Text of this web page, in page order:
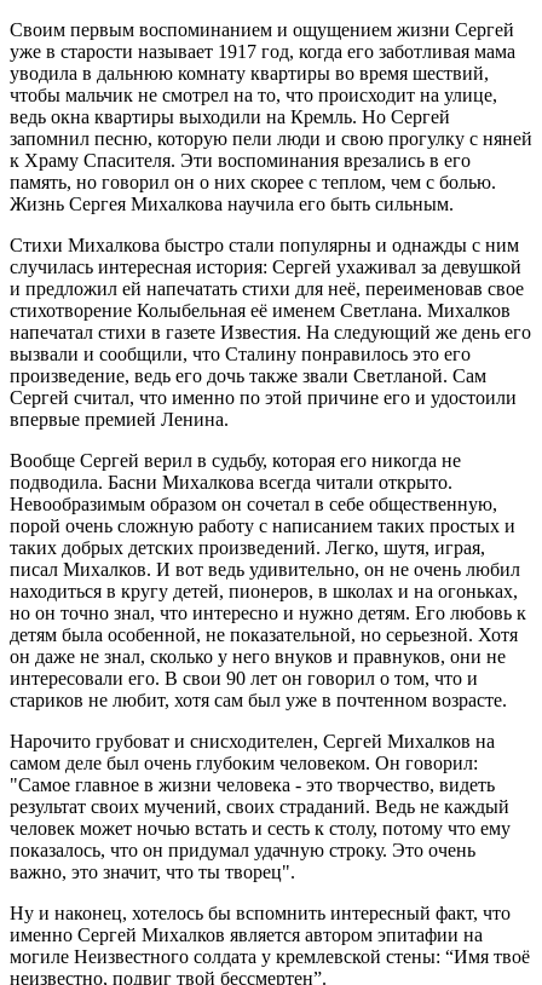
Своим первым воспоминанием и ощущением жизни Сергей
уже в старости называет 1917 год, когда его заботливая мама
уводила в дальнюю комнату квартиры во время шествий,
чтобы мальчик не смотрел на то, что происходит на улице,
ведь окна квартиры выходили на Кремль. Но Сергей
запомнил песню, которую пели люди и свою прогулку с няней
к Храму Спасителя. Эти воспоминания врезались в его
память, но говорил он о них скорее с теплом, чем с болью.
Жизнь Сергея Михалкова научила его быть сильным.
Стихи Михалкова быстро стали популярны и однажды с ним
случилась интересная история: Сергей ухаживал за девушкой
и предложил ей напечатать стихи для неё, переименовав свое
стихотворение Колыбельная её именем Светлана. Михалков
напечатал стихи в газете Известия. На следующий же день его
вызвали и сообщили, что Сталину понравилось это его
произведение, ведь его дочь также звали Светланой. Сам
Сергей считал, что именно по этой причине его и удостоили
впервые премией Ленина.
Вообще Сергей верил в судьбу, которая его никогда не
подводила. Басни Михалкова всегда читали открыто.
Невообразимым образом он сочетал в себе общественную,
порой очень сложную работу с написанием таких простых и
таких добрых детских произведений. Легко, шутя, играя,
писал Михалков. И вот ведь удивительно, он не очень любил
находиться в кругу детей, пионеров, в школах и на огоньках,
но он точно знал, что интересно и нужно детям. Его любовь к
детям была особенной, не показательной, но серьезной. Хотя
он даже не знал, сколько у него внуков и правнуков, они не
интересовали его. В свои 90 лет он говорил о том, что и
стариков не любит, хотя сам был уже в почтенном возрасте.
Нарочито грубоват и снисходителен, Сергей Михалков на
самом деле был очень глубоким человеком. Он говорил:
"Самое главное в жизни человека - это творчество, видеть
результат своих мучений, своих страданий. Ведь не каждый
человек может ночью встать и сесть к столу, потому что ему
показалось, что он придумал удачную строку. Это очень
важно, это значит, что ты творец".
Ну и наконец, хотелось бы вспомнить интересный факт, что
именно Сергей Михалков является автором эпитафии на
могиле Неизвестного солдата у кремлевской стены: “Имя твоё
неизвестно, подвиг твой бессмертен”.